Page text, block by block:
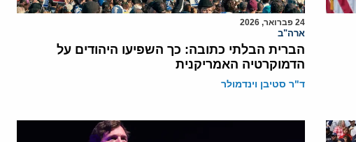
24 פברואר, 2026
ארה"ב
הברית הבלתי כתובה: כך השפיעו היהודים על
הדמוקרטיה האמריקנית
ד"ר סטיבן וינדמולר